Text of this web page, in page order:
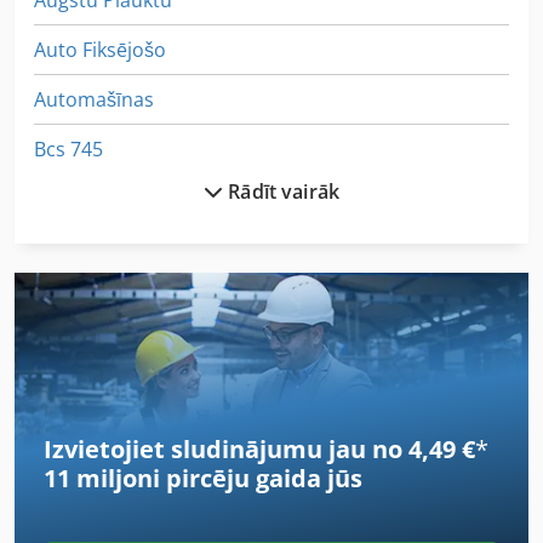
Auto Fiksējošo
Automašīnas
Bcs 745
Beidzas Apstrādes Mašīnas
Ceļu Būvniecības Mašīnas
Dziļi Kravas Piekabe M Locīšanas Auffahrr
German
Idx 23
Iidu Lādētāju 24
Rādīt vairāk
Izvietojiet sludinājumu jau no 4,49 €*
11 miljoni pircēju gaida jūs